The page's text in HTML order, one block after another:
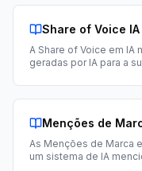
Share of Voice IA
A Share of Voice em
geradas por IA para a
Menções de
As Menções de Marca
um sistema de IA